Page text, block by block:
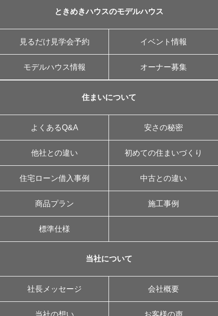
ときめきハウスのモデルハウス
見るだけ見学会予約 イベント情報
モデルハウス情報 オーナー募集
住まいについて
よくあるQ&A 安さの秘密
他社との違い 初めての住まいづくり
住宅ローン借入事例 中古との違い
商品プラン 施工事例
標準仕様
当社について
社長メッセージ 会社概要